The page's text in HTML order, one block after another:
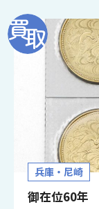
兵庫・尼崎
御在位60年